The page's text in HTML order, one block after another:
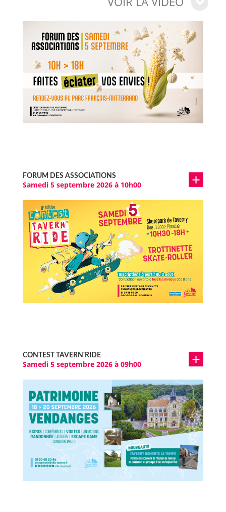
FORUM DES ASSOCIATIONS
Samedi 5 septembre 2026 à 10h00
CONTEST TAVERN'RIDE
Samedi 5 septembre 2026 à 09h00